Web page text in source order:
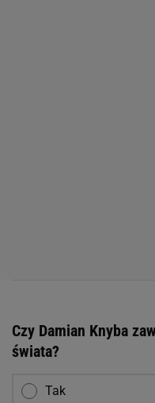
Czy Damian Knyba
świata?
Tak